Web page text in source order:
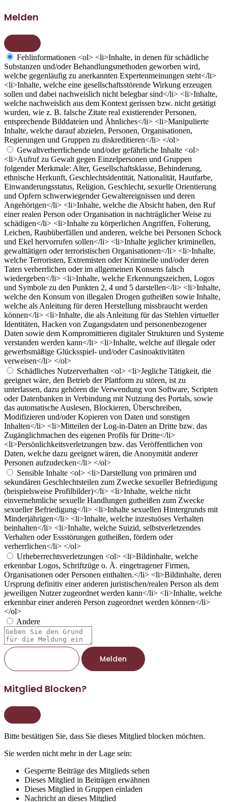
Melden
Fehlinformationen <ol> <li>Inhalte, in denen für schädliche
Substanzen und/oder Behandlungsmethoden geworben wird,
welche gegenläufig zu anerkannten Expertenmeinungen steht</li>
<li>Inhalte, welche eine gesellschaftsstörende Wirkung erzeugen
sollen und dabei nachweislich nicht belegbar sind</li> <li>Inhalte,
welche nachweislich aus dem Kontext gerissen bzw. nicht getätigt
wurden, wie z. B. falsche Zitate real existierender Personen,
entsprechende Bilddateien und Ähnliches</li> <li>Manipulierte
Inhalte, welche darauf abzielen, Personen, Organisationen,
Regierungen und Gruppen zu diskreditieren</li> </ol>
Gewaltverherrlichende und/oder gefährliche Inhalte <ol>
<li>Aufruf zu Gewalt gegen Einzelpersonen und Gruppen
folgender Merkmale: Alter, Gesellschaftsklasse, Behinderung,
ethnische Herkunft, Geschlechtsidentität, Nationalität, Hautfarbe,
Einwanderungsstatus, Religion, Geschlecht, sexuelle Orientierung
und Opfern schwerwiegender Gewaltereignissen und deren
Angehörigen</li> <li>Inhalte, welche die Absicht haben, den Ruf
einer realen Person oder Organisation in nachträglicher Weise zu
schädigen</li> <li>Inhalte zu körperlichen Angriffen, Folterung,
Leichen, Raubüberfällen und anderen, welche bei Personen Schock
und Ekel hervorrufen sollen</li> <li>Inhalte jeglicher kriminellen,
gewalttätigen oder terroristischen Organisationen</li> <li>Inhalte,
welche Terroristen, Extremisten oder Kriminelle und/oder deren
Taten verherrlichen oder im allgemeinen Konsens falsch
wiedergeben</li> <li>Inhalte, welche Erkennungszeichen, Logos
und Symbole zu den Punkten 2, 4 und 5 darstellen</li> <li>Inhalte,
welche den Konsum von illegalen Drogen gutheißen sowie Inhalte,
welche als Anleitung für deren Herstellung missbraucht werden
können</li> <li>Inhalte, die als Anleitung für das Stehlen virtueller
Identitäten, Hacken von Zugangsdaten und personenbezogener
Daten sowie dem Kompromittieren digitaler Strukturen und Systeme
verstanden werden kann</li> <li>Inhalte, welche auf illegale oder
gewerbsmäßige Glücksspiel- und/oder Casinoaktivitäten
verweisen</li> </ol>
Schädliches Nutzerverhalten <ol> <li>Jegliche Tätigkeit, die
geeignet wäre, den Betrieb der Plattform zu stören, ist zu
unterlassen, dazu gehören die Verwendung von Software, Scripten
oder Datenbanken in Verbindung mit Nutzung des Portals, sowie
das automatische Auslesen, Blockieren, Überschreiben,
Modifizieren und/oder Kopieren von Daten und sonstigen
Inhalten</li> <li>Mitteilen der Log-in-Daten an Dritte bzw. das
Zugänglichmachen des eigenen Profils für Dritte</li>
<li>Persönlichkeitsverletzungen bzw. das Veröffentlichen von
Daten, welche dazu geeignet wären, die Anonymität anderer
Personen aufzudecken</li> </ol>
Sensible Inhalte <ol> <li>Darstellung von primären und
sekundären Geschlechtsteilen zum Zwecke sexueller Befriedigung
(beispielsweise Profilbilder)</li> <li>Inhalte, welche nicht
einvernehmliche sexuelle Handlungen gutheißen zum Zwecke
sexueller Befriedigung</li> <li>Inhalte sexuellen Hintergrunds mit
Minderjährigen</li> <li>Inhalte, welche inzestuöses Verhalten
beinhalten</li> <li>Inhalte, welche Suizid, selbstverletzendes
Verhalten oder Essstörungen gutheißen, fördern oder
verherrlichen</li> </ol>
Urheberrechtsverletzungen <ol> <li>Bildinhalte, welche
erkennbar Logos, Schriftzüge o. Ä. eingetragener Firmen,
Organisationen oder Personen enthalten.</li> <li>Bildinhalte, deren
Ursprung definitiv einer anderen juristischen/realen Person als dem
jeweiligen Nutzer zugeordnet werden kann</li> <li>Inhalte, welche
erkennbar einer anderen Person zugeordnet werden können</li>
</ol>
Andere
Berichtsnotiz
Melden
Mitglied Blocken?
Bitte bestätigen Sie, dass Sie dieses Mitglied blocken möchten.
Sie werden nicht mehr in der Lage sein:
Gesperrte Beiträge des Mitglieds sehen
Dieses Mitglied in Beiträgen erwähnen
Dieses Mitglied in Gruppen einladen
Nachricht an dieses Mitglied